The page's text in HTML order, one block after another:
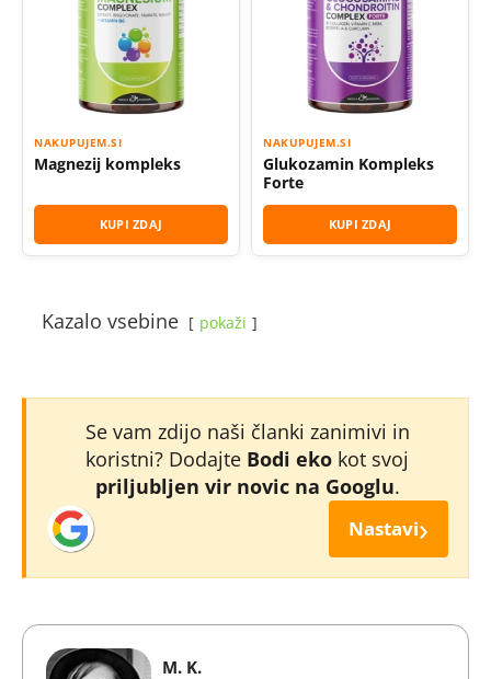
NAKUPUJEM.SI
Magnezij kompleks
KUPI ZDAJ
NAKUPUJEM.SI
Glukozamin Kompleks
Forte
KUPI ZDAJ
Kazalo vsebine pokaži
Se vam zdijo naši članki zanimivi in
koristni? Dodajte Bodi eko kot svoj
priljubljen vir novic na Googlu.
Nastavi›
M. K.